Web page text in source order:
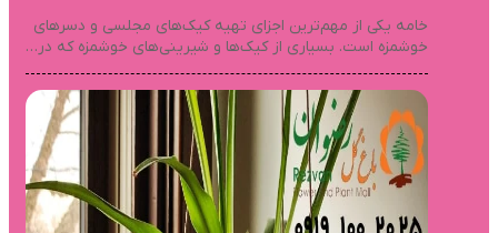
خامه یکی از مهم‌ترین اجزای تهیه کیک‌های مجلسی و دسرهای
خوشمزه است. بسیاری از کیک‌ها و شیرینی‌های خوشمزه که در…